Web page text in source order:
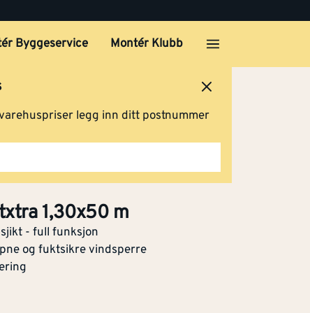
Byggeservice Montér Klubb
legg inn ditt postnummer
1,30x50 m
- full funksjon
og fuktsikre vindsperre
Klikk og hent